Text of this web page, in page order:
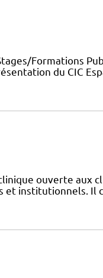
Formations
du CIC
ouverte aux
institutionnels. Il